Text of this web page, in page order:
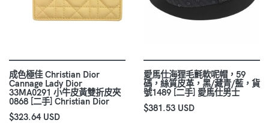
成色極佳 Christian Dior
Cannage Lady Dior
33MA0291 小牛皮黃雙折皮夾
0868 [二手] Christian Dior
$323.64 USD
愛馬仕海狸毛氈軟呢帽，59
碼，絲質皮革，黑/藏青/藍，貨
號1489 [二手] 愛馬仕男士
$381.53 USD